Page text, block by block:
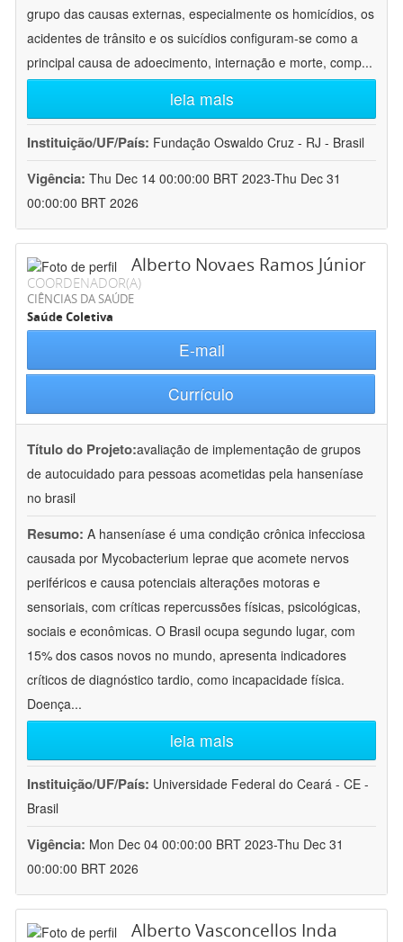
grupo das causas externas, especialmente os homicídios, os
acidentes de trânsito e os suicídios configuram-se como a
principal causa de adoecimento, internação e morte, comp...
leia mais
Instituição/UF/País: Fundação Oswaldo Cruz - RJ - Brasil
Vigência: Thu Dec 14 00:00:00 BRT 2023-Thu Dec 31
00:00:00 BRT 2026
Alberto Novaes Ramos Júnior
COORDENADOR(A)
CIÊNCIAS DA SAÚDE
Saúde Coletiva
E-mail
Currículo
Título do Projeto:avaliação de implementação de grupos
de autocuidado para pessoas acometidas pela hanseníase
no brasil
Resumo: A hanseníase é uma condição crônica infecciosa
causada por Mycobacterium leprae que acomete nervos
periféricos e causa potenciais alterações motoras e
sensoriais, com críticas repercussões físicas, psicológicas,
sociais e econômicas. O Brasil ocupa segundo lugar, com
15% dos casos novos no mundo, apresenta indicadores
críticos de diagnóstico tardio, como incapacidade física.
Doença...
leia mais
Instituição/UF/País: Universidade Federal do Ceará - CE -
Brasil
Vigência: Mon Dec 04 00:00:00 BRT 2023-Thu Dec 31
00:00:00 BRT 2026
Alberto Vasconcellos Inda